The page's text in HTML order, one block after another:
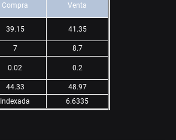
Compra Venta
39.15 41.35
7 8.7
0.02 0.2
44.33
48.97
Indexada 6.6335